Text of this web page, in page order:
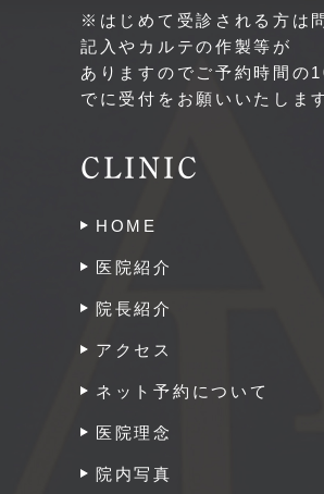
※はじめて受診される方は
記入やカルテの作製等が
ありますのでご予約時間の
でに受付をお願いいたしま
CLINIC
HOME
医院紹介
院長紹介
アクセス
ネット予約について
医院理念
院内写真